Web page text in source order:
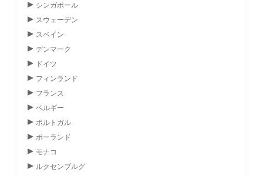
シンガポール
スウェーデン
スペイン
デンマーク
ドイツ
フィンランド
フランス
ベルギー
ポルトガル
ポーランド
モナコ
ルクセンブルグ